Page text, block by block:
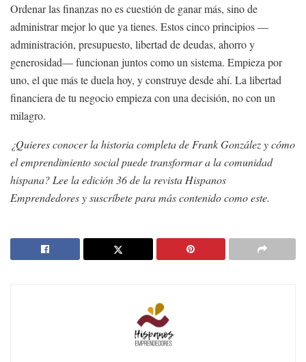
Ordenar las finanzas no es cuestión de ganar más, sino de
administrar mejor lo que ya tienes. Estos cinco principios —
administración, presupuesto, libertad de deudas, ahorro y
generosidad— funcionan juntos como un sistema. Empieza por
uno, el que más te duela hoy, y construye desde ahí. La libertad
financiera de tu negocio empieza con una decisión, no con un
milagro.
¿Quieres conocer la historia completa de Frank González y cómo
el emprendimiento social puede transformar a la comunidad
hispana? Lee la edición 36 de la revista Hispanos
Emprendedores y suscríbete para más contenido como este.